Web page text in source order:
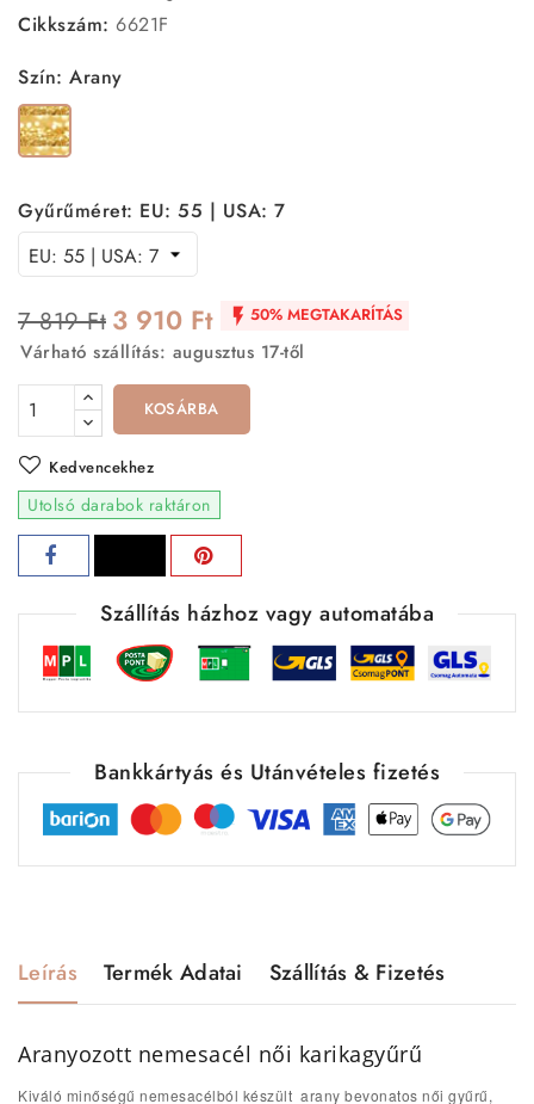
Cikkszám: 6621F
Szín: Arany
Arany
Gyűrűméret: EU: 55 | USA: 7
7 819 Ft 3 910 Ft  50% MEGTAKARÍTÁS
Várható szállítás: augusztus 17-től
KOSÁRBA
Kedvencekhez
Utolsó darabok raktáron
Szállítás házhoz vagy automatába
Bankkártyás és Utánvételes fizetés
Leírás Termék Adatai Szállítás & Fizetés
Aranyozott nemesacél női karikagyűrű
Kiváló minőségű nemesacélból készült arany bevonatos női gyűrű,